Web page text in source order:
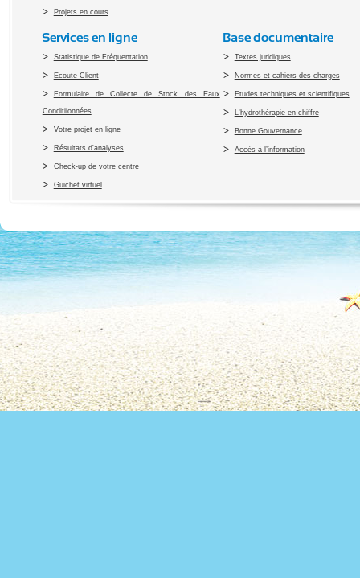
Projets en cours
Services en ligne
Statistique de Fréquentation
Ecoute Client
Formulaire de Collecte de Stock des Eaux
Conditiionnées
Votre projet en ligne
Résultats d'analyses
Check-up de votre centre
Guichet virtuel
Base documentaire
Textes juridiques
Normes et cahiers des charges
Etudes techniques et scientifiques
L'hydrothérapie en chiffre
Bonne Gouvernance
Accès à l’information